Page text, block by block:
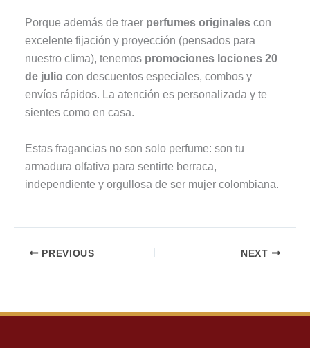
Porque además de traer perfumes originales con
excelente fijación y proyección (pensados para
nuestro clima), tenemos promociones lociones 20
de julio con descuentos especiales, combos y
envíos rápidos. La atención es personalizada y te
sientes como en casa.
Estas fragancias no son solo perfume: son tu
armadura olfativa para sentirte berraca,
independiente y orgullosa de ser mujer colombiana.
PREVIOUS NEXT